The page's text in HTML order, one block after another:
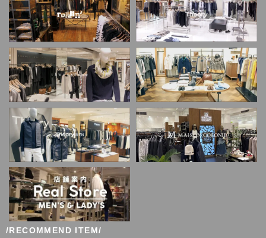
/RECOMMEND ITEM/